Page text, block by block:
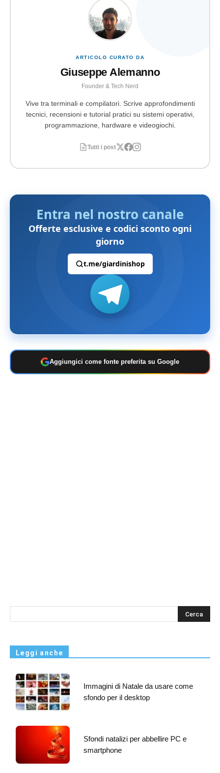
ARTICOLO CURATO DA
Giuseppe Alemanno
Founder & Tech Nerd
Vive tra terminali e compilatori. Scrive approfondimenti
tecnici, recensioni e tutorial pratici su sistemi operativi,
programmazione, hardware e videogiochi.
Tutti i post
Entra nel nostro canale
Offerte esclusive e codici sconto ogni
giorno
t.me/giardinishop
Aggiungici come fonte preferita su Google
s
Leggi anche
Immagini di Natale da usare come
sfondo per il desktop
Sfondi natalizi per abbellire PC e
smartphone